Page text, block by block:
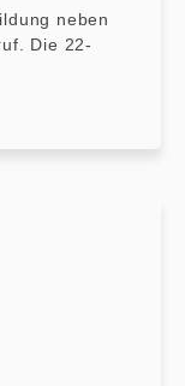
neben
Die 22-